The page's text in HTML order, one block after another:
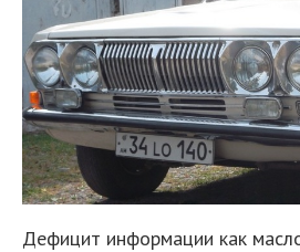
Дефицит информации как